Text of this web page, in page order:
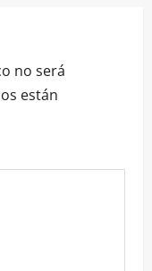
no será
están